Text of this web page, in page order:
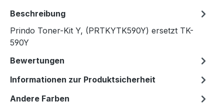
Beschreibung
Prindo Toner-Kit Y, (PRTKYTK590Y) ersetzt TK-
590Y
Bewertungen
Informationen zur Produktsicherheit
Andere Farben